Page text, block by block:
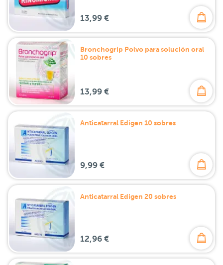
13,99 €
Bronchogrip Polvo para solución oral
10 sobres
13,99 €
Anticatarral Edigen 10 sobres
9,99 €
Anticatarral Edigen 20 sobres
12,96 €